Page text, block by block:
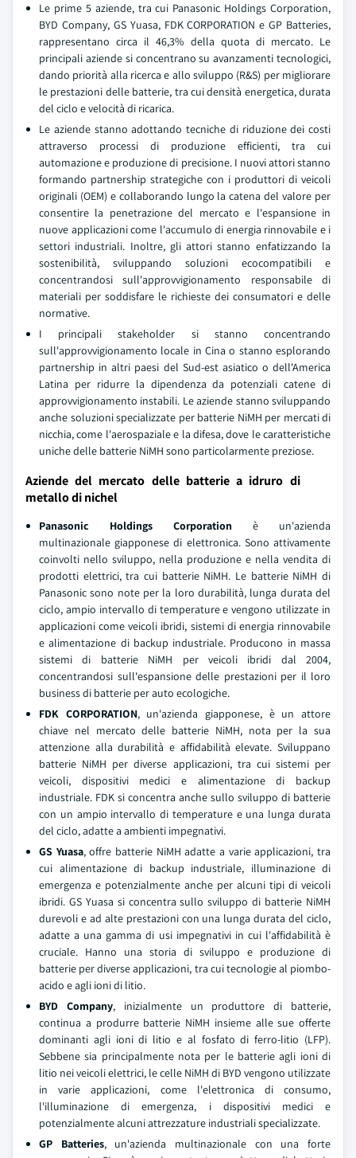
Le prime 5 aziende, tra cui Panasonic Holdings Corporation,
BYD Company, GS Yuasa, FDK CORPORATION e GP Batteries,
rappresentano circa il 46,3% della quota di mercato. Le
principali aziende si concentrano su avanzamenti tecnologici,
dando priorità alla ricerca e allo sviluppo (R&S) per migliorare
le prestazioni delle batterie, tra cui densità energetica, durata
del ciclo e velocità di ricarica.
Le aziende stanno adottando tecniche di riduzione dei costi
attraverso processi di produzione efficienti, tra cui
automazione e produzione di precisione. I nuovi attori stanno
formando partnership strategiche con i produttori di veicoli
originali (OEM) e collaborando lungo la catena del valore per
consentire la penetrazione del mercato e l'espansione in
nuove applicazioni come l'accumulo di energia rinnovabile e i
settori industriali. Inoltre, gli attori stanno enfatizzando la
sostenibilità, sviluppando soluzioni ecocompatibili e
concentrandosi sull'approvvigionamento responsabile di
materiali per soddisfare le richieste dei consumatori e delle
normative.
I principali stakeholder si stanno concentrando
sull'approvvigionamento locale in Cina o stanno esplorando
partnership in altri paesi del Sud-est asiatico o dell'America
Latina per ridurre la dipendenza da potenziali catene di
approvvigionamento instabili. Le aziende stanno sviluppando
anche soluzioni specializzate per batterie NiMH per mercati di
nicchia, come l'aerospaziale e la difesa, dove le caratteristiche
uniche delle batterie NiMH sono particolarmente preziose.
Aziende del mercato delle batterie a idruro di
metallo di nichel
Panasonic Holdings Corporation è un'azienda
multinazionale giapponese di elettronica. Sono attivamente
coinvolti nello sviluppo, nella produzione e nella vendita di
prodotti elettrici, tra cui batterie NiMH. Le batterie NiMH di
Panasonic sono note per la loro durabilità, lunga durata del
ciclo, ampio intervallo di temperature e vengono utilizzate in
applicazioni come veicoli ibridi, sistemi di energia rinnovabile
e alimentazione di backup industriale. Producono in massa
sistemi di batterie NiMH per veicoli ibridi dal 2004,
concentrandosi sull'espansione delle prestazioni per il loro
business di batterie per auto ecologiche.
FDK CORPORATION, un'azienda giapponese, è un attore
chiave nel mercato delle batterie NiMH, nota per la sua
attenzione alla durabilità e affidabilità elevate. Sviluppano
batterie NiMH per diverse applicazioni, tra cui sistemi per
veicoli, dispositivi medici e alimentazione di backup
industriale. FDK si concentra anche sullo sviluppo di batterie
con un ampio intervallo di temperature e una lunga durata
del ciclo, adatte a ambienti impegnativi.
GS Yuasa, offre batterie NiMH adatte a varie applicazioni, tra
cui alimentazione di backup industriale, illuminazione di
emergenza e potenzialmente anche per alcuni tipi di veicoli
ibridi. GS Yuasa si concentra sullo sviluppo di batterie NiMH
durevoli e ad alte prestazioni con una lunga durata del ciclo,
adatte a una gamma di usi impegnativi in cui l'affidabilità è
cruciale. Hanno una storia di sviluppo e produzione di
batterie per diverse applicazioni, tra cui tecnologie al piombo-
acido e agli ioni di litio.
BYD Company, inizialmente un produttore di batterie,
continua a produrre batterie NiMH insieme alle sue offerte
dominanti agli ioni di litio e al fosfato di ferro-litio (LFP).
Sebbene sia principalmente nota per le batterie agli ioni di
litio nei veicoli elettrici, le celle NiMH di BYD vengono utilizzate
in varie applicazioni, come l'elettronica di consumo,
l'illuminazione di emergenza, i dispositivi medici e
potenzialmente alcuni attrezzature industriali specializzate.
GP Batteries, un'azienda multinazionale con una forte